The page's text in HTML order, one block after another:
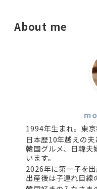
About me
1994年生まれ。東京
日本歴10年越えの夫
韓国グルメ、日韓夫
います。
2026年に第一子を出
出産後は子連れ目線